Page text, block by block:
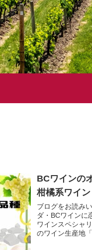
BCワインの
柑橘系ワイン
ブログをお読み
ダ・BCワインに
ワインスペシャ
のワイン生産地